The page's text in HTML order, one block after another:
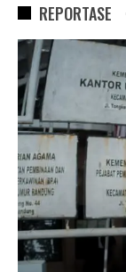
REPORTASE